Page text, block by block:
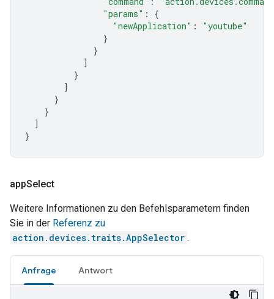
"params" :
{
"newApplication" :
"youtube"
}
}
]
}
]
}
}
]
}
appSelect
Weitere Informationen zu den Befehlsparametern finden
Sie in der Referenz zu
action.devices.traits.AppSelector .
Anfrage Antwort